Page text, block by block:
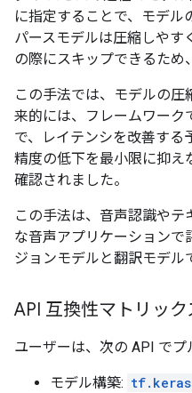
に指定することで、モデル
パースモデルは圧縮しやす
の際にスキップできるため
この手法では、モデルの圧
来的には、フレームワーク
で、レイテンシを改善する
精度の低下を最小限に抑え
確認されました。
この手法は、音声認識やテ
な音声アプリケーションで
ジョンモデルと翻訳モデル
API 互換性マトリック
ユーザーは、次の API でプ
モデル構築: tf.keras